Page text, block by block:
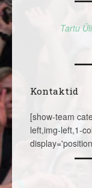
Tartu
Kontaktid
[show-team
left,img-left,1-